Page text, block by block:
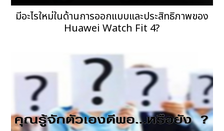
มีอะไรใหม่ในด้านการออกแบบและประสิทธิภาพของ
Huawei Watch Fit 4?